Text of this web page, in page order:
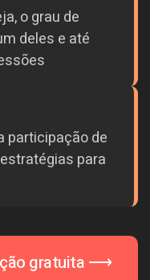
o grau de
deles e até
participação de
para
gratuita ⟶